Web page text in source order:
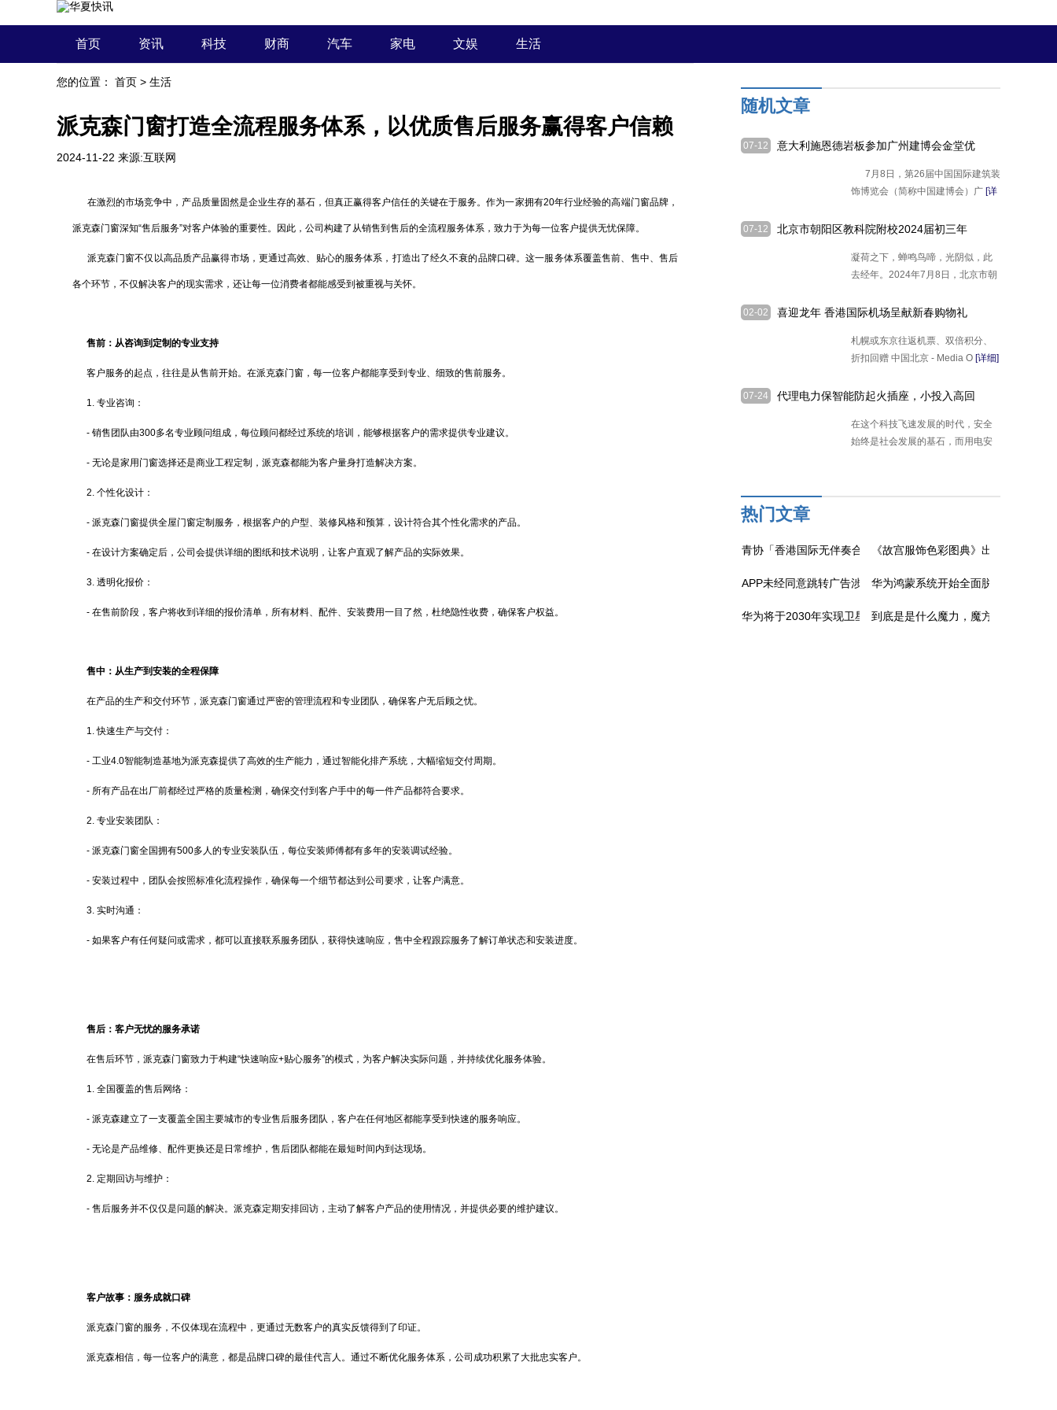
首页 资讯 科技 财商 汽车 家电 文娱 生活
您的位置： 首页 > 生活
派克森门窗打造全流程服务体系，以优质售后服务赢得客户信赖
2024-11-22 来源:互联网
在激烈的市场竞争中，产品质量固然是企业生存的基石，但真正赢得客户信任的关键在于服务。作为一家拥有20年行业经验的高端门窗品牌，
派克森门窗深知“售后服务”对客户体验的重要性。因此，公司构建了从销售到售后的全流程服务体系，致力于为每一位客户提供无忧保障。
派克森门窗不仅以高品质产品赢得市场，更通过高效、贴心的服务体系，打造出了经久不衰的品牌口碑。这一服务体系覆盖售前、售中、售后
各个环节，不仅解决客户的现实需求，还让每一位消费者都能感受到被重视与关怀。
售前：从咨询到定制的专业支持
客户服务的起点，往往是从售前开始。在派克森门窗，每一位客户都能享受到专业、细致的售前服务。
1. 专业咨询：
- 销售团队由300多名专业顾问组成，每位顾问都经过系统的培训，能够根据客户的需求提供专业建议。
- 无论是家用门窗选择还是商业工程定制，派克森都能为客户量身打造解决方案。
2. 个性化设计：
- 派克森门窗提供全屋门窗定制服务，根据客户的户型、装修风格和预算，设计符合其个性化需求的产品。
- 在设计方案确定后，公司会提供详细的图纸和技术说明，让客户直观了解产品的实际效果。
3. 透明化报价：
- 在售前阶段，客户将收到详细的报价清单，所有材料、配件、安装费用一目了然，杜绝隐性收费，确保客户权益。
售中：从生产到安装的全程保障
在产品的生产和交付环节，派克森门窗通过严密的管理流程和专业团队，确保客户无后顾之忧。
1. 快速生产与交付：
- 工业4.0智能制造基地为派克森提供了高效的生产能力，通过智能化排产系统，大幅缩短交付周期。
- 所有产品在出厂前都经过严格的质量检测，确保交付到客户手中的每一件产品都符合要求。
2. 专业安装团队：
- 派克森门窗全国拥有500多人的专业安装队伍，每位安装师傅都有多年的安装调试经验。
- 安装过程中，团队会按照标准化流程操作，确保每一个细节都达到公司要求，让客户满意。
3. 实时沟通：
- 如果客户有任何疑问或需求，都可以直接联系服务团队，获得快速响应，售中全程跟踪服务了解订单状态和安装进度。
售后：客户无忧的服务承诺
在售后环节，派克森门窗致力于构建“快速响应+贴心服务”的模式，为客户解决实际问题，并持续优化服务体验。
1. 全国覆盖的售后网络：
- 派克森建立了一支覆盖全国主要城市的专业售后服务团队，客户在任何地区都能享受到快速的服务响应。
- 无论是产品维修、配件更换还是日常维护，售后团队都能在最短时间内到达现场。
2. 定期回访与维护：
- 售后服务并不仅仅是问题的解决。派克森定期安排回访，主动了解客户产品的使用情况，并提供必要的维护建议。
客户故事：服务成就口碑
派克森门窗的服务，不仅体现在流程中，更通过无数客户的真实反馈得到了印证。
派克森相信，每一位客户的满意，都是品牌口碑的最佳代言人。通过不断优化服务体系，公司成功积累了大批忠实客户。
随机文章
07-12
意大利施恩德岩板参加广州建博会金堂优
7月8日，第26届中国国际建筑装
饰博览会（简称中国建博会）广 [详
07-12
北京市朝阳区教科院附校2024届初三年
凝荷之下，蝉鸣鸟啼，光阴似，此
去经年。2024年7月8日，北京市朝
02-02
喜迎龙年 香港国际机场呈献新春购物礼
札幌或东京往返机票、双倍积分、
折扣回赠 中国北京 - Media O [详细]
07-24
代理电力保智能防起火插座，小投入高回
在这个科技飞速发展的时代，安全
始终是社会发展的基石，而用电安
热门文章
青协「香港国际无伴奏合唱节」圆满举行《故宫服饰色彩图典》出版 精选220
APP未经同意跳转广告涉嫌违法！规定至少转动35°、3秒以上才
华为鸿蒙系统开始全面脱离安卓：未
华为将于2030年实现卫星宽带计划到底是是什么魔力，魔方问世50年销